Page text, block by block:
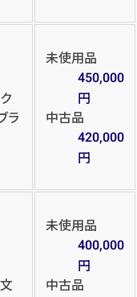
ラ
未使用品
450,000
円
中古品
420,000
円
未使用品
400,000
円
中古品